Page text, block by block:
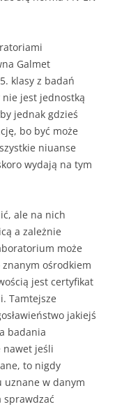
Galmet
klasy z badań
nie jest jednostką
jednak gdzieś
bo być może
niuanse
wydają na tym
ale na nich
a zależnie
może
ośrodkiem
jest certyfikat
Tamtejsze
jakiejś
badania
nawet jeśli
to nigdy
uznane w danym
sprawdzać